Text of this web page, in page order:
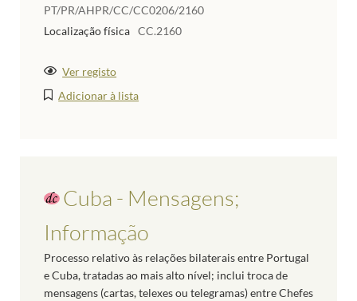
PT/PR/AHPR/CC/CC0206/2160
Localização física CC.2160
Ver registo
Adicionar à lista
Cuba - Mensagens;
Informação
Processo relativo às relações bilaterais entre Portugal
e Cuba, tratadas ao mais alto nível; inclui troca de
mensagens (cartas, telexes ou telegramas) entre Chefes